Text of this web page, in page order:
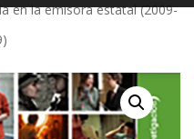
en la emisora estatal (2009-